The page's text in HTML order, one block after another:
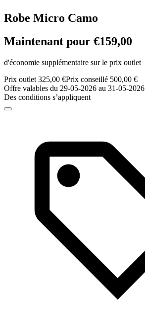
Robe Micro Camo
Maintenant pour €159,00
d'économie supplémentaire sur le prix outlet
Prix outlet 325,00 €Prix conseillé 500,00 €
Offre valables du 29-05-2026 au 31-05-2026
Des conditions s’appliquent